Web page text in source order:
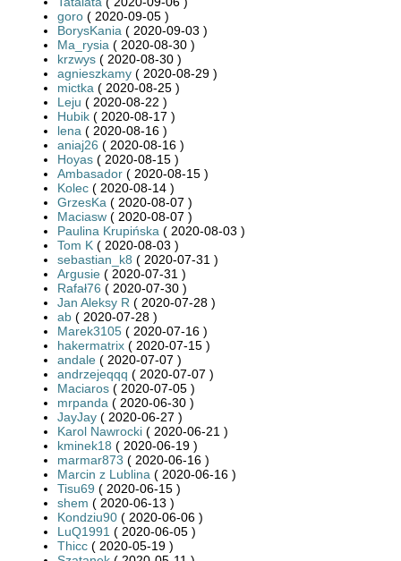
goro ( 2020-09-05 )
BorysKania ( 2020-09-03 )
Ma_rysia ( 2020-08-30 )
krzwys ( 2020-08-30 )
agnieszkamy ( 2020-08-29 )
mictka ( 2020-08-25 )
Leju ( 2020-08-22 )
Hubik ( 2020-08-17 )
lena ( 2020-08-16 )
aniaj26 ( 2020-08-16 )
Hoyas ( 2020-08-15 )
Ambasador ( 2020-08-15 )
Kolec ( 2020-08-14 )
GrzesKa ( 2020-08-07 )
Maciasw ( 2020-08-07 )
Paulina Krupińska ( 2020-08-03 )
Tom K ( 2020-08-03 )
sebastian_k8 ( 2020-07-31 )
Argusie ( 2020-07-31 )
Rafał76 ( 2020-07-30 )
Jan Aleksy R ( 2020-07-28 )
ab ( 2020-07-28 )
Marek3105 ( 2020-07-16 )
hakermatrix ( 2020-07-15 )
andale ( 2020-07-07 )
andrzejeqqq ( 2020-07-07 )
Maciaros ( 2020-07-05 )
mrpanda ( 2020-06-30 )
JayJay ( 2020-06-27 )
Karol Nawrocki ( 2020-06-21 )
kminek18 ( 2020-06-19 )
marmar873 ( 2020-06-16 )
Marcin z Lublina ( 2020-06-16 )
Tisu69 ( 2020-06-15 )
shem ( 2020-06-13 )
Kondziu90 ( 2020-06-06 )
LuQ1991 ( 2020-06-05 )
Thicc ( 2020-05-19 )